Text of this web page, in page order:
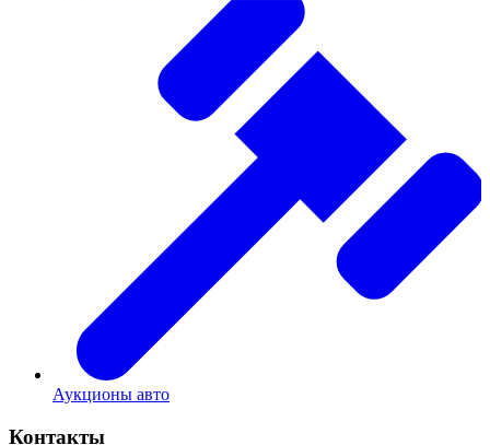
Аукционы авто
Контакты